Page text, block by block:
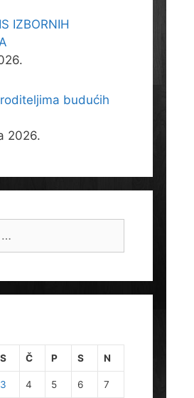
IZBORNIH
budućih
2026.
S Č P S N
3 4 5 6 7